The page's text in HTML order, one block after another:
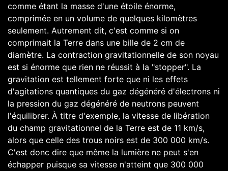
comme étant la masse d'une étoile énorme,
comprimée en un volume de quelques kilomètres
seulement. Autrement dit, c'est comme si on
comprimait la Terre dans une bille de 2 cm de
diamètre. La contraction gravitationnelle de son noyau
est si énorme que rien ne réussit à la "stopper". La
gravitation est tellement forte que ni les effets
d'agitations quantiques du gaz dégénéré d'électrons ni
la pression du gaz dégénéré de neutrons peuvent
l'équilibrer. À titre d'exemple, la vitesse de libération
du champ gravitationnel de la Terre est de 11 km/s,
alors que celle des trous noirs est de 300 000 km/s.
C'est donc dire que même la lumière ne peut s'en
échapper puisque sa vitesse n'atteint que 300 000